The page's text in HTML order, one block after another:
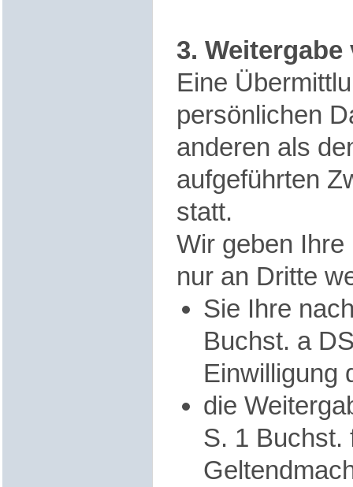
3. Weitergabe
Eine
persönlichen
anderen als
aufgeführten
statt.
Wir geben
nur an Dritte
Sie Ihre
Buchst. a
Einwilligung
die
S. 1 Buchst.